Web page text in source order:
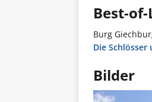
Best-
Burg
Die Schlösser
Bilder